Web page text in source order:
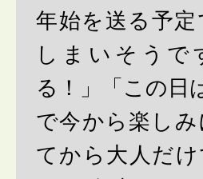
年始を送る予
しまいそうで
る！」「この日
で今から楽し
てから大人だ